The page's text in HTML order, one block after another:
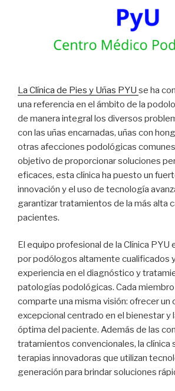
La Clínica de Pies y Uñas PYU se ha
una referencia en el ámbito de la
de manera integral los diversos
con las uñas encarnadas, uñas con
otras afecciones podológicas
objetivo de proporcionar soluciones
eficaces, esta clínica ha puesto un
innovación y el uso de tecnología
garantizar tratamientos de la más alta
pacientes.
El equipo profesional de la Clínica
por podólogos altamente cualificados
experiencia en el diagnóstico y
patologías podológicas. Cada
comparte una misma visión: ofrecer un
excepcional centrado en el bienestar y
óptima del paciente. Además de las
tratamientos convencionales, la clínica
terapias innovadoras que utilizan
generación para brindar soluciones